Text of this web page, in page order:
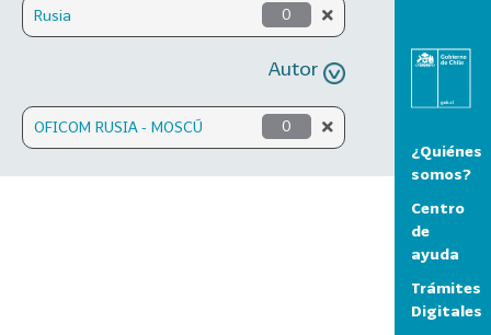
Rusia 0
Autor
OFICOM RUSIA - MOSCÚ 0
¿Quiénes
somos?
Centro
de
ayuda
Trámites
Digitales